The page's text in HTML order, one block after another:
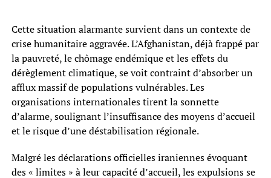
Cette situation alarmante survient dans un contexte de
crise humanitaire aggravée. L’Afghanistan, déjà frappé par
la pauvreté, le chômage endémique et les effets du
dérèglement climatique, se voit contraint d’absorber un
afflux massif de populations vulnérables. Les
organisations internationales tirent la sonnette
d’alarme, soulignant l’insuffisance des moyens d’accueil
et le risque d’une déstabilisation régionale.
Malgré les déclarations officielles iraniennes évoquant
des « limites » à leur capacité d’accueil, les expulsions se